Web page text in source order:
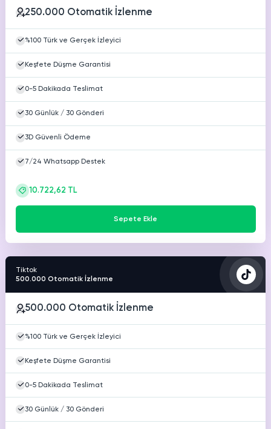
250.000 Otomatik İzlenme
%100 Türk ve Gerçek İzleyici
Keşfete Düşme Garantisi
0-5 Dakikada Teslimat
30 Günlük / 30 Gönderi
3D Güvenli Ödeme
7/24 Whatsapp Destek
10.722,62 TL
Sepete Ekle
Tiktok
500.000 Otomatik İzlenme
500.000 Otomatik İzlenme
%100 Türk ve Gerçek İzleyici
Keşfete Düşme Garantisi
0-5 Dakikada Teslimat
30 Günlük / 30 Gönderi